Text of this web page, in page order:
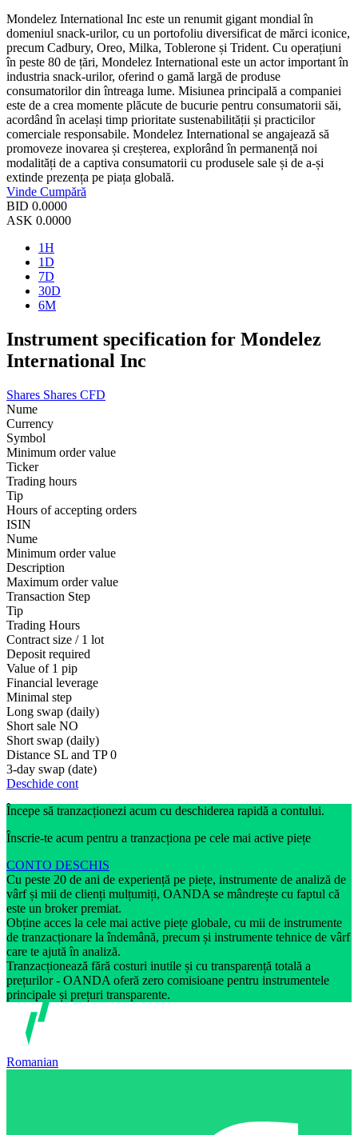
Mondelez International Inc este un renumit gigant mondial în
domeniul snack-urilor, cu un portofoliu diversificat de mărci iconice,
precum Cadbury, Oreo, Milka, Toblerone și Trident. Cu operațiuni
în peste 80 de țări, Mondelez International este un actor important în
industria snack-urilor, oferind o gamă largă de produse
consumatorilor din întreaga lume. Misiunea principală a companiei
este de a crea momente plăcute de bucurie pentru consumatorii săi,
acordând în același timp prioritate sustenabilității și practicilor
comerciale responsabile. Mondelez International se angajează să
promoveze inovarea și creșterea, explorând în permanență noi
modalități de a captiva consumatorii cu produsele sale și de a-și
extinde prezența pe piața globală.
Vinde Cumpără
BID 0.0000
ASK 0.0000
1H
1D
7D
30D
6M
Instrument specification for Mondelez
International Inc
Shares Shares CFD
Nume
Currency
Symbol
Minimum order value
Ticker
Trading hours
Tip
Hours of accepting orders
ISIN
Nume
Minimum order value
Description
Maximum order value
Transaction Step
Tip
Trading Hours
Contract size / 1 lot
Deposit required
Value of 1 pip
Financial leverage
Minimal step
Long swap (daily)
Short sale NO
Short swap (daily)
Distance SL and TP 0
3-day swap (date)
Deschide cont
Începe să tranzacționezi acum cu deschiderea rapidă a contului.
Înscrie-te acum pentru a tranzacționa pe cele mai active piețe
CONTO DESCHIS
Cu peste 20 de ani de experiență pe piețe, instrumente de analiză de
vârf și mii de clienți mulțumiți, OANDA se mândrește cu faptul că
este un broker premiat.
Obține acces la cele mai active piețe globale, cu mii de instrumente
de tranzacționare la îndemână, precum și instrumente tehnice de vârf
care te ajută în analiză.
Tranzacționează fără costuri inutile și cu transparență totală a
prețurilor - OANDA oferă zero comisioane pentru instrumentele
principale și prețuri transparente.
Romanian